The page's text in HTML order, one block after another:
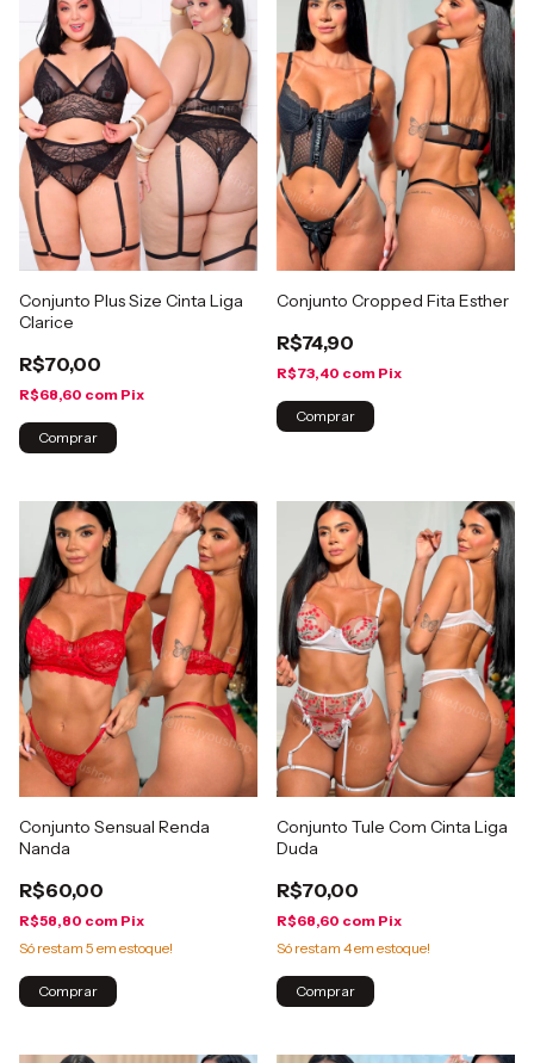
Conjunto Plus Size Cinta Liga
Clarice
R$70,00
R$68,60 com Pix
Comprar
Conjunto Cropped Fita Esther
R$74,90
R$73,40 com Pix
Comprar
Conjunto Sensual Renda
Nanda
R$60,00
R$58,80 com Pix
Só restam 5 em estoque!
Comprar
Conjunto Tule Com Cinta Liga
Duda
R$70,00
R$68,60 com Pix
Só restam 4em estoque!
Comprar